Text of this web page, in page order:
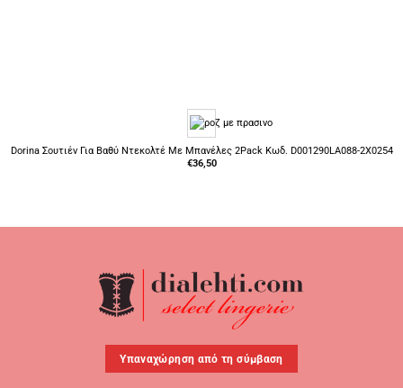
Dorina Σουτιέν Για Βαθύ Ντεκολτέ Με Μπανέλες 2Pack Κωδ. D001290LA088-2X0254
€36,50
Υπαναχώρηση από τη σύμβαση